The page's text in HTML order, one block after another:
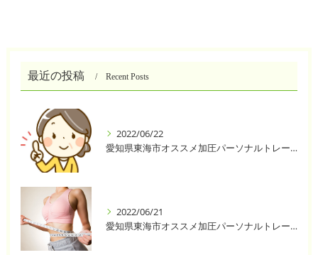
最近の投稿 Recent Posts
2022/06/22
愛知県東海市オススメ加圧パーソナルトレーニングジム One❣️
2022/06/21
愛知県東海市オススメ加圧パーソナルトレーニングジム One❣️